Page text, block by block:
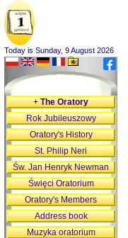
Today is Sunday, 9 August 2026
+The Oratory
Rok Jubileuszowy
Oratory's History
St. Philip Neri
Św. Jan Henryk Newman
Święci Oratorium
Oratory's Members
Address book
Muzyka oratorium